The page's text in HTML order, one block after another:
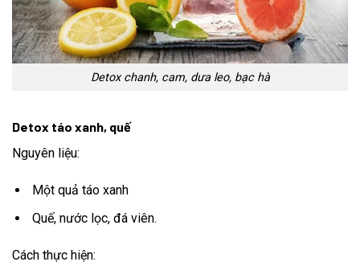
Detox chanh, cam, dưa leo, bạc hà
Detox táo xanh, quế
Nguyên liệu:
Một quả táo xanh
Quế, nước lọc, đá viên.
Cách thực hiện: